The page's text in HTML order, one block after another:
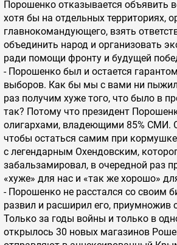
Порошенко отказывается объявить
хотя бы на отдельных территориях,
главнокомандующего, взять
объединить народ и организовать
ради помощи фронту и будущей
- Порошенко был и остается
выборов. Как бы мы с вами ни
раз получим хуже того, что было в
так? Потому что президент
олигархами, владеющими 85% СМИ.
чтобы остаться самим при
с легендарным Охендовским,
забальзамировал, в очередной раз
«хуже» для нас и «так же хорошо»
- Порошенко не расстался со своим
развил и расширил его, приумножив
Только за годы войны и только в
открылось 30 новых магазинов